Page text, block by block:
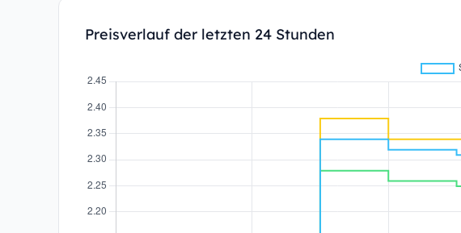
Preisverlauf der letzten 24 Stunden